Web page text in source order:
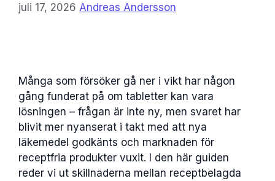
juli 17, 2026 Andreas Andersson
Många som försöker gå ner i vikt har någon
gång funderat på om tabletter kan vara
lösningen – frågan är inte ny, men svaret har
blivit mer nyanserat i takt med att nya
läkemedel godkänts och marknaden för
receptfria produkter vuxit. I den här guiden
reder vi ut skillnaderna mellan receptbelagda